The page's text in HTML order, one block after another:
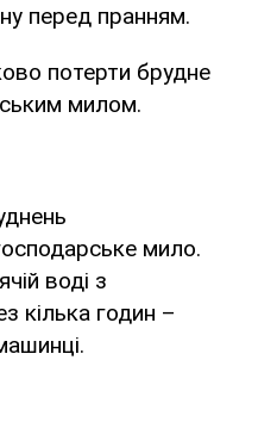
перед пранням.
потерти брудне
милом.
мило.
воді з
кілька годин –